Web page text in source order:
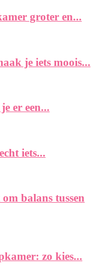
groter en...
je iets moois...
er een...
iets...
balans tussen
zo kies...